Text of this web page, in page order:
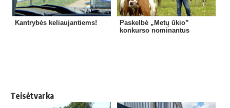
Kantrybės keliaujantiems!
Paskelbė „Metų ūkio”
konkurso nominantus
Teisėtvarka